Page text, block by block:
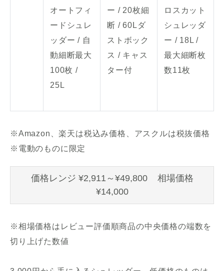
オートフィ
ードシュレ
ッダー / 自
動細断最大
100枚 /
25L
ー / 20枚細
断 / 60Lダ
ストボック
ス / キャス
ター付
ロスカット
シュレッダ
ー / 18L /
最大細断枚
数11枚
※Amazon、楽天は税込み価格、アスクルは税抜価格
※電動のものに限定
価格レンジ ¥2,911～¥49,800 相場価格
¥14,000
※相場価格はレビュー評価順商品の中央価格の端数を
切り上げた数値